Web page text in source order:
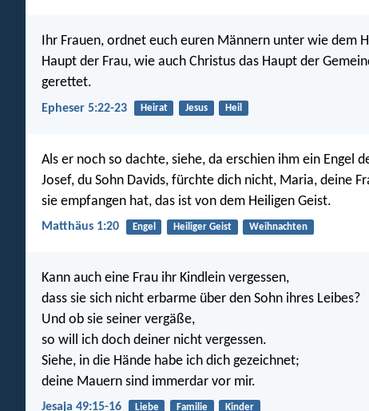
Ihr Frauen, ordnet euch euren Männern unter wie dem
Haupt der Frau, wie auch Christus das Haupt der
gerettet.
Epheser 5:22-23 Heirat Jesus Heil
Als er noch so dachte, siehe, da erschien ihm ein Engel
Josef, du Sohn Davids, fürchte dich nicht, Maria, deine
sie empfangen hat, das ist von dem Heiligen Geist.
Matthäus 1:20 Engel Heiliger Geist Weihnachten
Kann auch eine Frau ihr Kindlein vergessen,
dass sie sich nicht erbarme über den Sohn ihres Leibes?
Und ob sie seiner vergäße,
so will ich doch deiner nicht vergessen.
Siehe, in die Hände habe ich dich gezeichnet;
deine Mauern sind immerdar vor mir.
Jesaja 49:15-16 Liebe Familie Kinder